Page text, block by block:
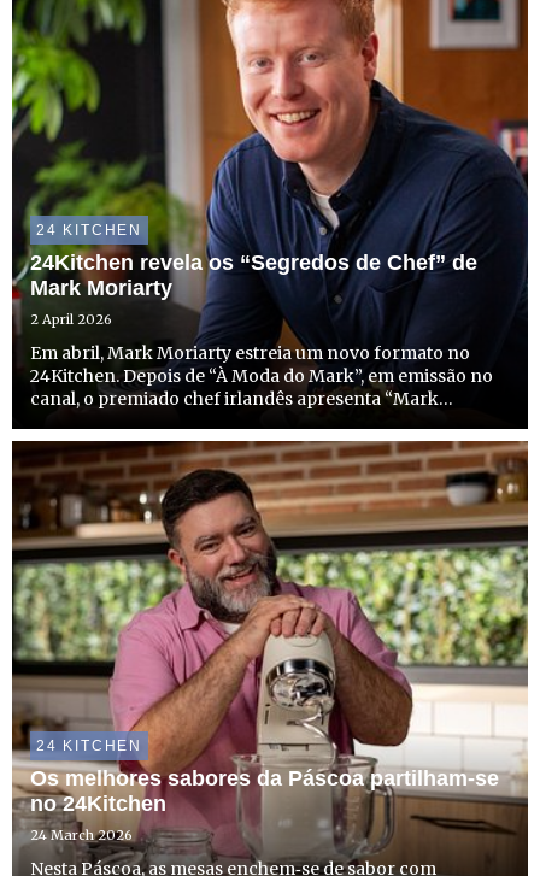
24 KITCHEN
24Kitchen revela os “Segredos de Chef” de
Mark Moriarty
2 April 2026
Em abril, Mark Moriarty estreia um novo formato no
24Kitchen. Depois de “À Moda do Mark”, em emissão no
canal, o premiado chef irlandês apresenta “Mark
espectadores a repensar a forma como cozinham em
casa e a criar refeições...
24 KITCHEN
Os melhores sabores da Páscoa partilham-se
no 24Kitchen
24 March 2026
Nesta Páscoa, as mesas enchem‑se de sabor com